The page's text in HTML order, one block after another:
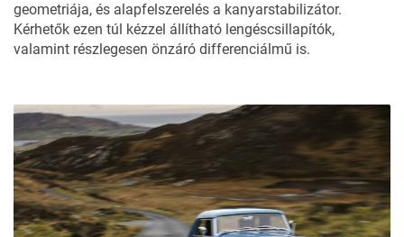
geometriája, és alapfelszerelés a kanyarstabilizátor.
Kérhetők ezen túl kézzel állítható lengéscsillapítók,
valamint részlegesen önzáró differenciálmű is.